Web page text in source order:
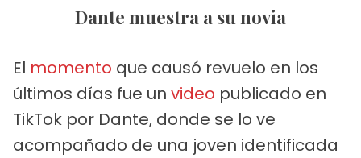
Dante muestra a su novia
El momento que causó revuelo en los
últimos días fue un video publicado en
TikTok por Dante, donde se lo ve
acompañado de una joven identificada